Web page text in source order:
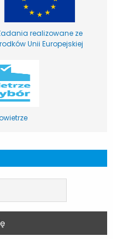
realizowane ze
Unii Europejskiej